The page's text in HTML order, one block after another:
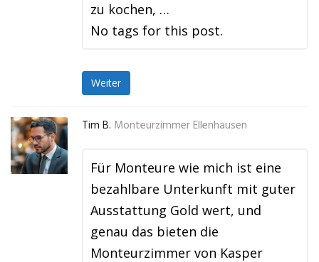
zu kochen, …
No tags for this post.
Weiter
Tim B. Monteurzimmer Ellenhausen
Für Monteure wie mich ist eine
bezahlbare Unterkunft mit guter
Ausstattung Gold wert, und
genau das bieten die
Monteurzimmer von Kasper